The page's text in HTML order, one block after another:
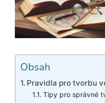
Obsah
Pravidla pro tvorbu
Tipy pro správné